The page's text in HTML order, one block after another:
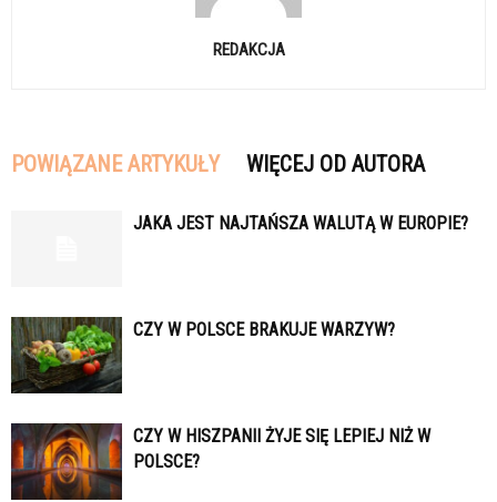
REDAKCJA
POWIĄZANE ARTYKUŁY WIĘCEJ OD AUTORA
JAKA JEST NAJTAŃSZA WALUTĄ W EUROPIE?
CZY W POLSCE BRAKUJE WARZYW?
CZY W HISZPANII ŻYJE SIĘ LEPIEJ NIŻ W
POLSCE?